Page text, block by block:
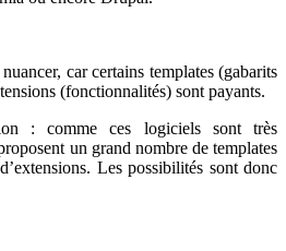
car certains templates (gabarits
(fonctionnalités) sont payants.
: comme ces logiciels sont très
un grand nombre de templates
Les possibilités sont donc